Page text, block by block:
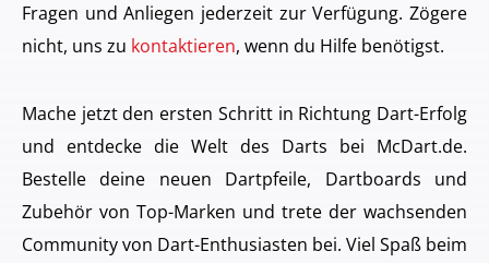
Fragen und Anliegen jederzeit zur Verfügung. Zögere
nicht, uns zu kontaktieren, wenn du Hilfe benötigst.
Mache jetzt den ersten Schritt in Richtung Dart-Erfolg
und entdecke die Welt des Darts bei McDart.de.
Bestelle deine neuen Dartpfeile, Dartboards und
Zubehör von Top-Marken und trete der wachsenden
Community von Dart-Enthusiasten bei. Viel Spaß beim